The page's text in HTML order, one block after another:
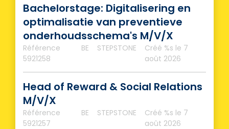
Bachelorstage: Digitalisering en
optimalisatie van preventieve
onderhoudsschema's M/V/X
Référence
5921258
BE STEPSTONE Créé %s le 7
août 2026
Head of Reward & Social Relations
M/V/X
Référence
5921257
BE STEPSTONE Créé %s le 7
août 2026